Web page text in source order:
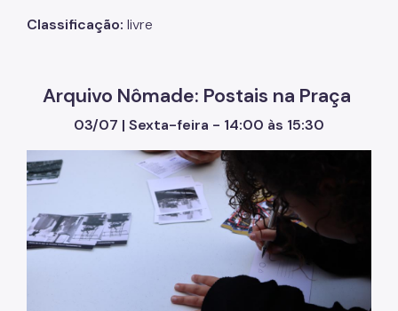
Classificação: livre
Arquivo Nômade: Postais na Praça
03/07 | Sexta-feira - 14:00 às 15:30